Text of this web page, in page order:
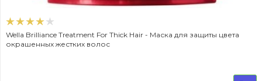
Wella Brilliance Treatment For Thick Hair - Маска для защиты цвета
окрашенных жестких волос